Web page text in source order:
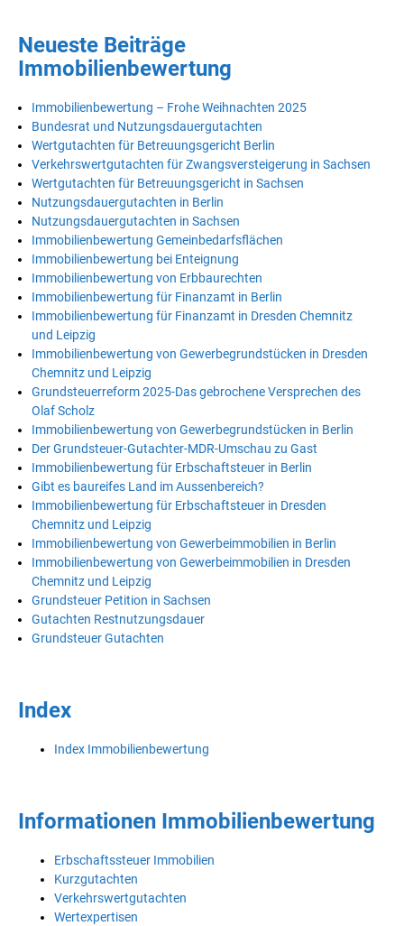
Neueste Beiträge
Immobilienbewertung
Immobilienbewertung – Frohe Weihnachten 2025
Bundesrat und Nutzungsdauergutachten
Wertgutachten für Betreuungsgericht Berlin
Verkehrswertgutachten für Zwangsversteigerung in Sachsen
Wertgutachten für Betreuungsgericht in Sachsen
Nutzungsdauergutachten in Berlin
Nutzungsdauergutachten in Sachsen
Immobilienbewertung Gemeinbedarfsflächen
Immobilienbewertung bei Enteignung
Immobilienbewertung von Erbbaurechten
Immobilienbewertung für Finanzamt in Berlin
Immobilienbewertung für Finanzamt in Dresden Chemnitz
und Leipzig
Immobilienbewertung von Gewerbegrundstücken in Dresden
Chemnitz und Leipzig
Grundsteuerreform 2025-Das gebrochene Versprechen des
Olaf Scholz
Immobilienbewertung von Gewerbegrundstücken in Berlin
Der Grundsteuer-Gutachter-MDR-Umschau zu Gast
Immobilienbewertung für Erbschaftsteuer in Berlin
Gibt es baureifes Land im Aussenbereich?
Immobilienbewertung für Erbschaftsteuer in Dresden
Chemnitz und Leipzig
Immobilienbewertung von Gewerbeimmobilien in Berlin
Immobilienbewertung von Gewerbeimmobilien in Dresden
Chemnitz und Leipzig
Grundsteuer Petition in Sachsen
Gutachten Restnutzungsdauer
Grundsteuer Gutachten
Index
Index Immobilienbewertung
Informationen Immobilienbewertung
Erbschaftssteuer Immobilien
Kurzgutachten
Verkehrswertgutachten
Wertexpertisen